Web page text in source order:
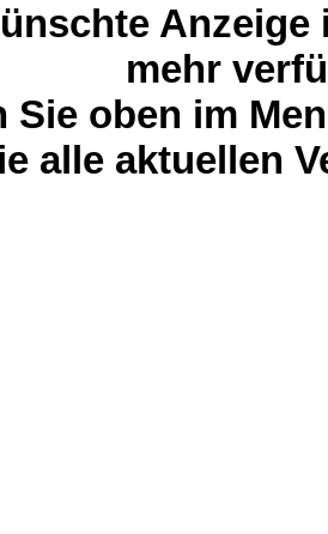
mehr
Sie oben im
alle aktuellen